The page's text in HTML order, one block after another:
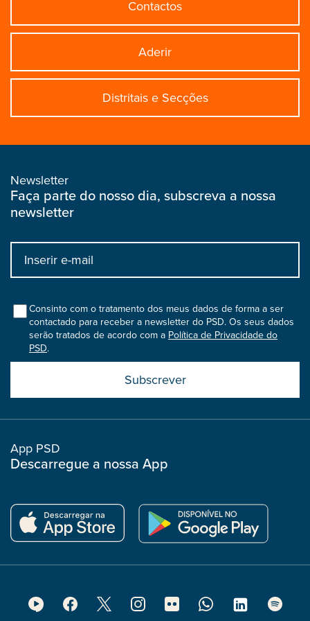
Contactos
Aderir
Distritais e Secções
Newsletter
Faça parte do nosso dia, subscreva a nossa
newsletter
Input
bootstrap
colConsinto com o tratamento dos meus dados de forma a ser
contactado para receber a newsletter do PSD. Os seus dados
serão tratados de acordo com a Política de Privacidade do
PSD.
boostrap
col
App PSD
Descarregue a nossa App
Footer